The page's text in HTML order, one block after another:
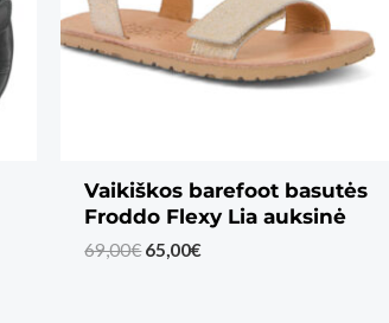
Vaikiškos barefoot basutės
Froddo Flexy Lia auksinė
69,00€ Original
65,00€Current